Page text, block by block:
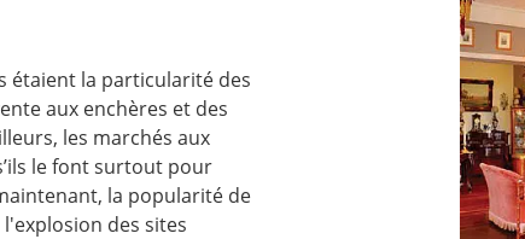
étaient la particularité des
aux enchères et des
les marchés aux
le font surtout pour
la popularité de
l'explosion des sites